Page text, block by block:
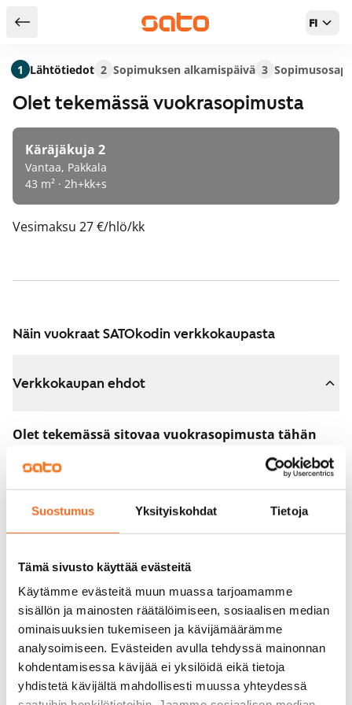
Suostumus Yksityiskohdat Tietoja
Tämä sivusto käyttää evästeitä
Käytämme evästeitä muun muassa tarjoamamme
sisällön ja mainosten räätälöimiseen, sosiaalisen median
ominaisuuksien tukemiseen ja kävijämäärämme
analysoimiseen. Evästeiden avulla tehdyssä mainonnan
kohdentamisessa kävijää ei yksilöidä eikä tietoja
yhdistetä kävijältä mahdollisesti muussa yhteydessä
Takaisin hakutuloksiin FI
Olet tekemässä vuokrasopimusta
Käräjäkuja 2
Vantaa, Pakkala
43 m² · 2h+kk+s
Vesimaksu 27 €/hlö/kk
Näin vuokraat SATOkodin verkkokaupasta
Verkkokaupan ehdot
Olet tekemässä sitovaa vuokrasopimusta tähän
Sopimus astuu voimaan heti, kun maksat 300 euron
varausmaksun verkkokaupassa. Palautamme summan
sinulle kokonaisuudessaan vuokrasopimuksen
Voit peruuttaa sopimuksen vielä asuntonäytöllä, jos
koti ei vastaa odotuksiasi. Tällöin palautamme
varausmaksun sinulle kokonaisuudessaan, yleensä
seuraavana arkipäivänä.
Vakuus 0 euroa.
1 Lähtötiedot 2 Sopimuksen alkamispäivä 3